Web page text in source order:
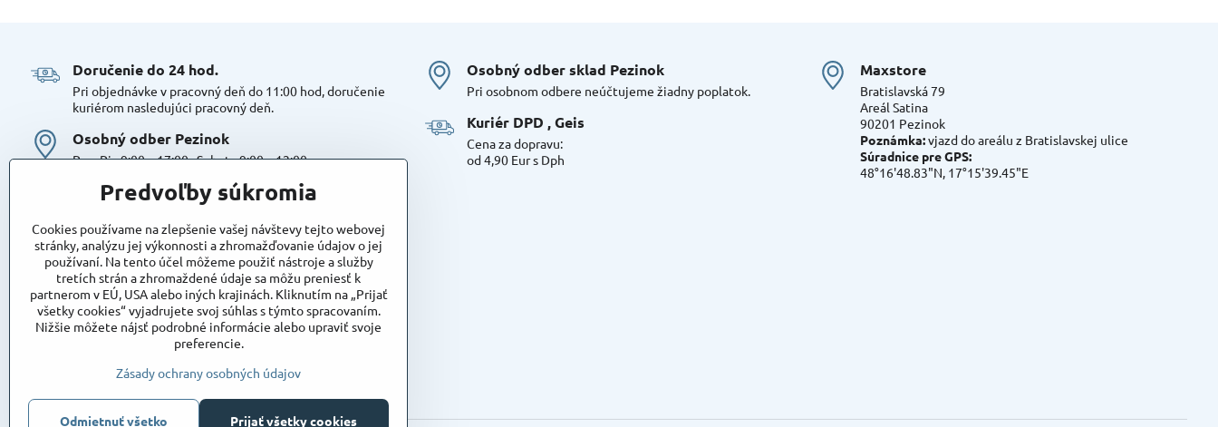
Doručenie do 24 hod​.
Pri objednávke v pracovný deň do 11:00 hod, doručenie
kuriérom nasledujúci pracovný deň.
Osobný odber Pezinok
Po – Pia 9:00 – 17:00 , Sobota 9:00 – 12:00
bezplatné parkovanie, možnosť doplniť objednávku alebo
dokúpiť tovar na mieste. Odborné poradenstvo
Tovar na sklade:
Dostupnosť:Skladom
Takto označený tovar máme skutočne na sklade
pripravený k osobnému odberu, alebo na odoslanie!
Objednávky
Stav objednávky
Osobný odber sklad Pezinok
Pri osobnom odbere neúčtujeme žiadny poplatok.
Kuriér DPD , Geis
Cena za dopravu:
od 4,90 Eur s Dph
Maxstore
Bratislavská 79
Areál Satina
90201 Pezinok
Poznámka:vjazd do areálu z Bratislavskej ulice
Súradnice pre GPS:
48°16'48.83"N, 17°15'39.45"E
Predvoľby súkromia
Cookies používame na zlepšenie vašej návštevy tejto webovej
stránky, analýzu jej výkonnosti a zhromažďovanie údajov o jej
používaní. Na tento účel môžeme použiť nástroje a služby
tretích strán a zhromaždené údaje sa môžu preniesť k
partnerom v EÚ, USA alebo iných krajinách. Kliknutím na „Prijať
všetky cookies“ vyjadrujete svoj súhlas s týmto spracovaním.
Nižšie môžete nájsť podrobné informácie alebo upraviť svoje
preferencie.
Zásady ochrany osobných údajov
Prijať všetky cookies
Odmietnuť všetko